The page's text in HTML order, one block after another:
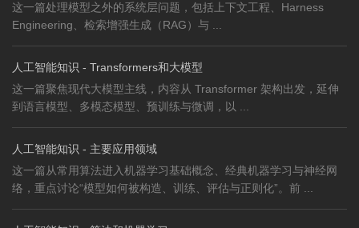
这一篇处理模型之外的系统层问题，包括上下文工程、Harness
Engineering、检索增强生成（RAG）与 ...
人工智能知识 - Transformers和大模型
这一篇聚焦现代大模型主线，内容从 Transformer 架构出发，延伸
到语言模型、多模态模型、预训练与微调，以 ...
人工智能知识 - 主要应用领域
这一篇从常用算法进入机器学习基础概念、经典机器学习与神经网
络，重点讨论“模型如何被构造、训练、评估与正则化”。前 ...